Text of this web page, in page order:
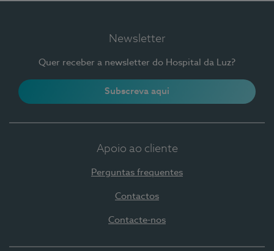
Newsletter
Quer receber a newsletter do Hospital da Luz?
Subscreva aqui
Apoio ao cliente
Perguntas frequentes
Contactos
Contacte-nos